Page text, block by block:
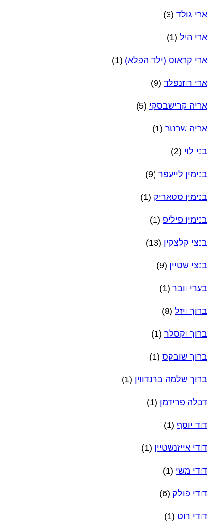
ארי גולד (3)
ארי היל (1)
ארי קראוס (ילד הפלא) (1)
ארי רוזנפלד (9)
אריה קרישבסקי (5)
אריה שרטר (1)
בני לוי (2)
בנימין לייעפר (9)
בנימין סטאריק (1)
בנימין פיליפ (1)
בנצי קלצקין (13)
בנצי שטיין (9)
בערי וובר (1)
ברוך ויזל (8)
ברוך וקסלר (1)
ברוך שובקס (1)
ברוך שלמה ברנדווין (1)
דבלה פרידמן (1)
דוד יוסף (1)
דודי אייזנשטיין (1)
דודי משי (1)
דודי פולק (6)
דודי רוט (1)